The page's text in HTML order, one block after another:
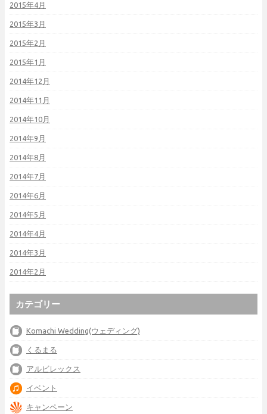
2015年4月
2015年3月
2015年2月
2015年1月
2014年12月
2014年11月
2014年10月
2014年9月
2014年8月
2014年7月
2014年6月
2014年5月
2014年4月
2014年3月
2014年2月
カテゴリー
Komachi Wedding(ウェディング)
くるまる
アルビレックス
イベント
キャンペーン